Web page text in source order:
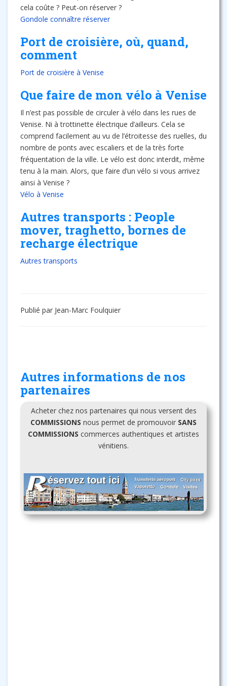
cela coûte ? Peut-on réserver ?
Gondole connaître réserver
Port de croisière, où, quand,
comment
Port de croisière à Venise
Que faire de mon vélo à Venise
Il n’est pas possible de circuler à vélo dans les rues de
Venise. Ni à trottinette électrique d’ailleurs. Cela se
comprend facilement au vu de l’étroitesse des ruelles, du
nombre de ponts avec escaliers et de la très forte
fréquentation de la ville. Le vélo est donc interdit, même
tenu à la main. Alors, que faire d’un vélo si vous arrivez
ainsi à Venise ?
Vélo à Venise
Autres transports : People
mover, traghetto, bornes de
recharge électrique
Autres transports
Publié par Jean-Marc Foulquier
Autres informations de nos
partenaires
Acheter chez nos partenaires qui nous versent des
COMMISSIONS nous permet de promouvoir SANS
COMMISSIONS commerces authentiques et artistes
vénitiens.